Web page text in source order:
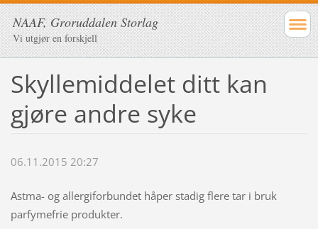
NAAF, Groruddalen Storlag
Vi utgjør en forskjell
Skyllemiddelet ditt kan
gjøre andre syke
06.11.2015 20:27
Astma- og allergiforbundet håper stadig flere tar i bruk
parfymefrie produkter.